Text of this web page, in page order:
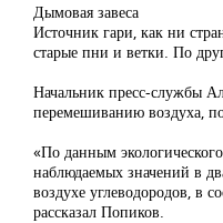
Дымовая завеса
Источник гари, как ни
старые пни и ветки. По
Начальник пресс-службы
перемешиванию воздуха,
«По данным
наблюдаемых значений в
воздухе углеводородов, в
рассказал Попиков.